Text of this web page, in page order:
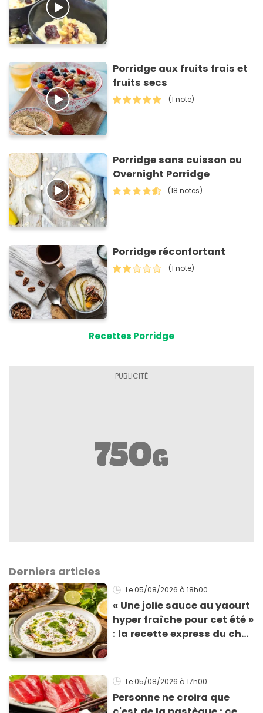
Porridge aux fruits frais et
fruits secs
(1 note)
Porridge sans cuisson ou
Overnight Porridge
(18 notes)
Porridge réconfortant
(1 note)
Recettes Porridge
Derniers articles
Le 05/08/2026 à 18h00
« Une jolie sauce au yaourt
hyper fraîche pour cet été »
: la recette express du chef
grillades
Le 05/08/2026 à 17h00
Personne ne croira que